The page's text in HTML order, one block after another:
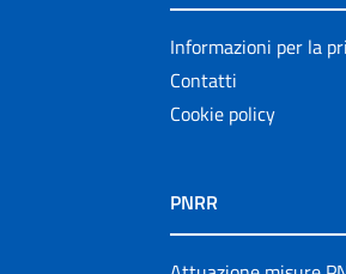
Informazioni per la
Contatti
Cookie policy
PNRR